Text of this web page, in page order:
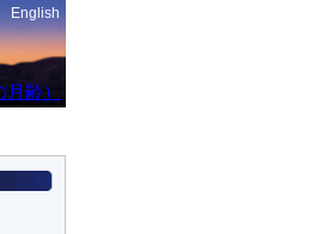
English